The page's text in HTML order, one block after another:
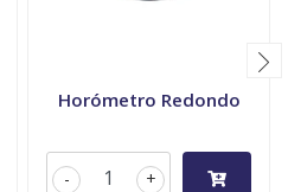
Horómetro Redondo
+
-